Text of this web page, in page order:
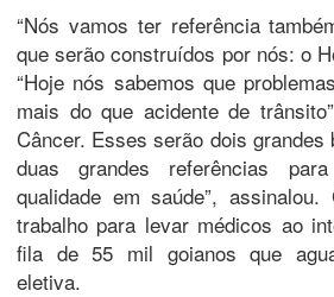
“Nós vamos ter referência
que serão construídos por nós: o
“Hoje nós sabemos que
mais do que acidente de
Câncer. Esses serão dois grandes
duas grandes referências
qualidade em saúde”,
trabalho para levar médicos ao
fila de 55 mil goianos que
eletiva.